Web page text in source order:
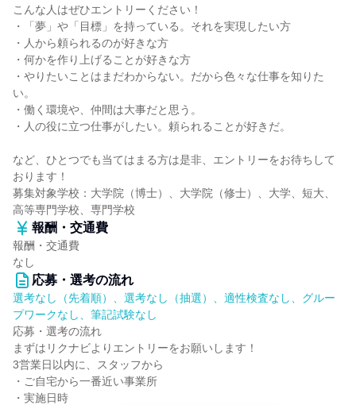
こんな人はぜひエントリーください！
・「夢」や「目標」を持っている。それを実現したい方
・人から頼られるのが好きな方
・何かを作り上げることが好きな方
・やりたいことはまだわからない。だから色々な仕事を知りた
い。
・働く環境や、仲間は大事だと思う。
・人の役に立つ仕事がしたい。頼られることが好きだ。
など、ひとつでも当てはまる方は是非、エントリーをお待ちして
おります！
募集対象学校：大学院（博士）、大学院（修士）、大学、短大、
高等専門学校、専門学校
報酬・交通費
報酬・交通費
なし
応募・選考の流れ
選考なし（先着順）、選考なし（抽選）、適性検査なし、グルー
プワークなし、筆記試験なし
応募・選考の流れ
まずはリクナビよりエントリーをお願いします！
3営業日以内に、スタッフから
・ご自宅から一番近い事業所
・実施日時